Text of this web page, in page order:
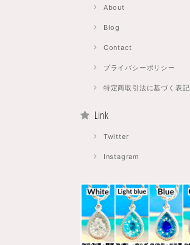
About
Blog
Contact
プライバシーポリシー
特定商取引法に基づく表記
Link
Twitter
Instagram